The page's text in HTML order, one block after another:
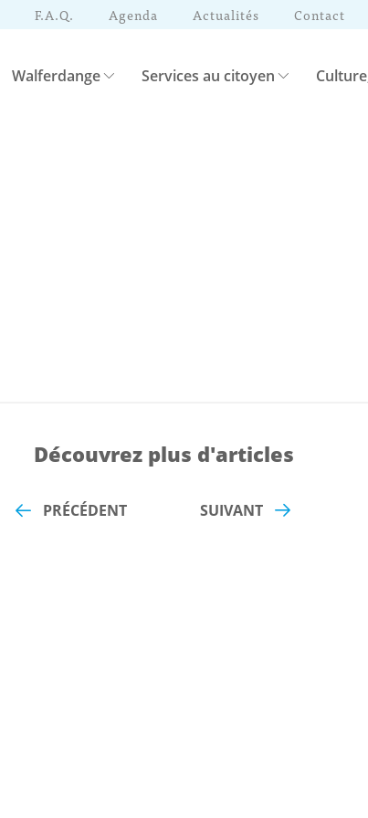
F.A.Q. Agenda Actualités Contact
Walferdange Services au citoyen
Découvrez plus d'articles
PRÉCÉDENT SUIVANT